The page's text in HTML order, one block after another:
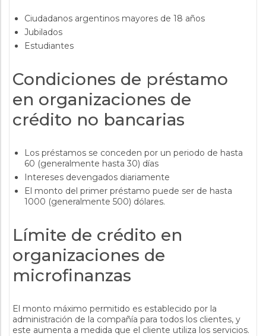
Ciudadanos argentinos mayores de 18 años
Jubilados
Estudiantes
Condiciones de préstamo
en organizaciones de
crédito no bancarias
Los préstamos se conceden por un periodo de hasta
60 (generalmente hasta 30) días
Intereses devengados diariamente
El monto del primer préstamo puede ser de hasta
1000 (generalmente 500) dólares.
Límite de crédito en
organizaciones de
microfinanzas
El monto máximo permitido es establecido por la
administración de la compañía para todos los clientes, y
este aumenta a medida que el cliente utiliza los servicios.